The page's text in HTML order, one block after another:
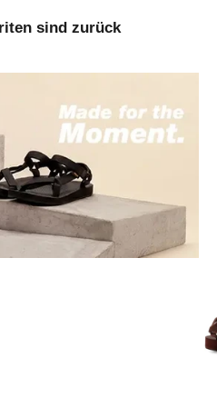
sind zurück